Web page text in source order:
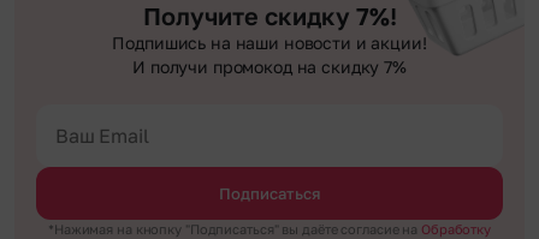
Получите скидку 7%!
Подпишись на наши новости и акции!
И получи промокод на скидку 7%
Подписаться
*Нажимая на кнопку "Подписаться" вы даёте согласие на Обработку